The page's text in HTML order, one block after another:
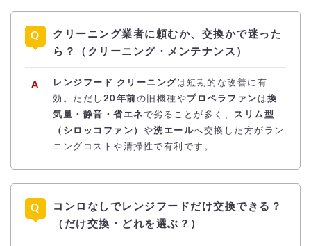
クリーニング業者に頼むか、交換かで迷った
ら？（クリーニング・メンテナンス）
レンジフード クリーニングは短期的な改善に有
効。ただし 20年前の旧機種やプロペラファン は換
気量・静音・省エネで劣ることが多く、 スリム型
（シロッコファン） や洗エールへ交換した方がラン
ニングコストや清掃性で有利です。
コンロなしでレンジフードだけ交換できる？
（だけ交換・どれを選ぶ？）